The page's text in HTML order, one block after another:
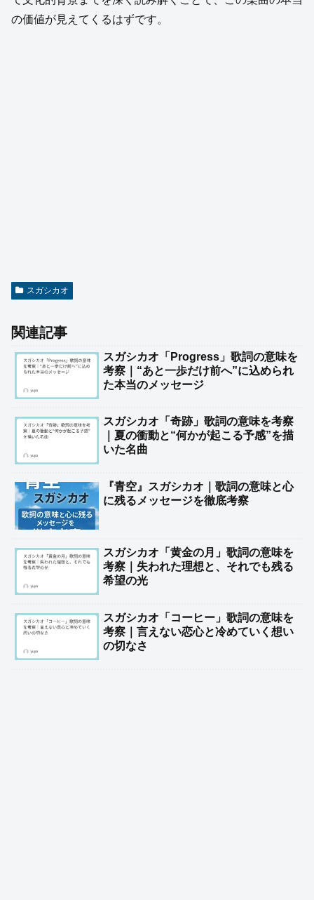
の価値が見えてくるはずです。
スガシカオ
関連記事
スガシカオ「Progress」歌詞の意味を
考察｜“あと一歩だけ前へ”に込められ
た本当のメッセージ
スガシカオ「奇跡」歌詞の意味を考察
｜夏の衝動と“何かが起こる予感”を描
いた名曲
『青空』スガシカオ｜歌詞の意味と心
に残るメッセージを徹底考察
スガシカオ「黄金の月」歌詞の意味を
考察｜失われた理想と、それでも残る
希望の光
スガシカオ「コーヒー」歌詞の意味を
考察｜言えない恋心と冷めていく想い
の切なさ